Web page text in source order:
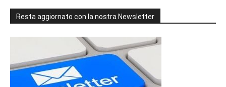
Resta aggiornato con la nostra Newsletter